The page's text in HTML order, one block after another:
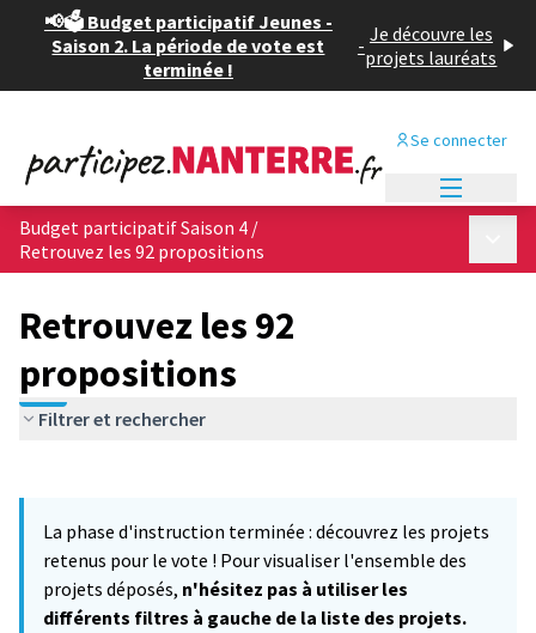
📢🗳️ Budget participatif Jeunes -
Saison 2. La période de vote est
terminée !
- Je découvre les
projets lauréats
Se connecter
Budget participatif Saison 4 /
Retrouvez les 92 propositions
Retrouvez les 92
propositions
Filtrer et rechercher
−
La phase d'instruction terminée : découvrez les projets
retenus pour le vote ! Pour visualiser l'ensemble des
projets déposés, n'hésitez pas à utiliser les
différents filtres à gauche de la liste des projets.